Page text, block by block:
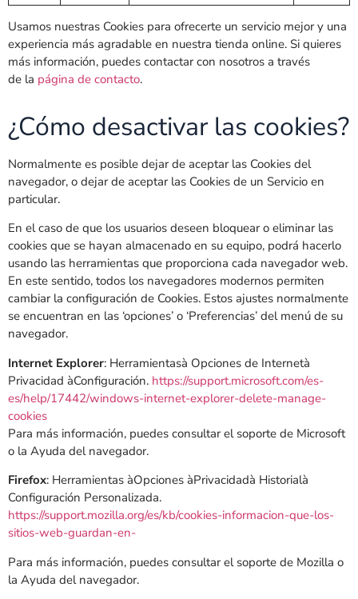
Usamos nuestras Cookies para ofrecerte un servicio mejor y una
experiencia más agradable en nuestra tienda online. Si quieres
más información, puedes contactar con nosotros a través
de la página de contacto.
¿Cómo desactivar las cookies?
Normalmente es posible dejar de aceptar las Cookies del
navegador, o dejar de aceptar las Cookies de un Servicio en
particular.
En el caso de que los usuarios deseen bloquear o eliminar las
cookies que se hayan almacenado en su equipo, podrá hacerlo
usando las herramientas que proporciona cada navegador web.
En este sentido, todos los navegadores modernos permiten
cambiar la configuración de Cookies. Estos ajustes normalmente
se encuentran en las ‘opciones’ o ‘Preferencias’ del menú de su
navegador.
Internet Explorer: Herramientasà Opciones de Internetà
Privacidad àConfiguración. https://support.microsoft.com/es-
es/help/17442/windows-internet-explorer-delete-manage-
cookies
Para más información, puedes consultar el soporte de Microsoft
o la Ayuda del navegador.
Firefox: Herramientas àOpciones àPrivacidadà Historialà
Configuración Personalizada.
https://support.mozilla.org/es/kb/cookies-informacion-que-los-
sitios-web-guardan-en-
Para más información, puedes consultar el soporte de Mozilla o
la Ayuda del navegador.